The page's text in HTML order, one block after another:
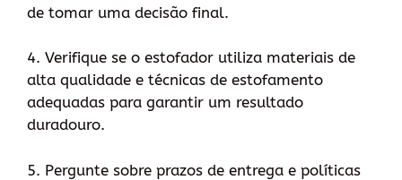
de tomar uma decisão final.
4. Verifique se o estofador utiliza materiais de
alta qualidade e técnicas de estofamento
adequadas para garantir um resultado
duradouro.
5. Pergunte sobre prazos de entrega e políticas